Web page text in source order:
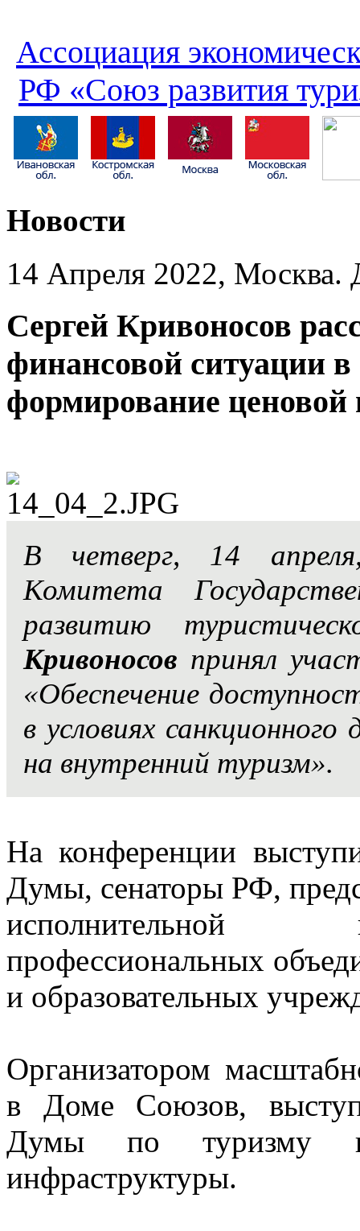
Ассоциация
РФ «Союз развития
Новости
14 Апреля 2022,
Сергей Кривоносов
финансовой ситуации
формирование ценовой
В четверг, 14
Комитета
развитию
Кривоносов принял
«Обеспечение
в условиях
на внутренний туризм».
На конференции
Думы, сенаторы РФ,
исполнительной
профессиональных
и образовательных
Организатором
в Доме Союзов,
Думы по туризму и
инфраструктуры.